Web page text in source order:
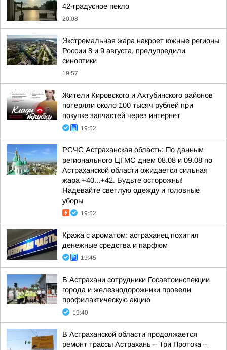
42-градусное пекло
20:08
Экстремальная жара накроет южные регионы
России 8 и 9 августа, предупредили
синоптики
19:57
Жители Кировского и Ахтубинского районов
потеряли около 100 тысяч рублей при
покупке запчастей через интернет
19:52
РСЧС Астраханская область: По данным
регионального ЦГМС днем 08.08 и 09.08 по
Астраханской области ожидается сильная
жара +40...+42. Будьте осторожны!
Надевайте светлую одежду и головные
уборы
19:52
Кража с ароматом: астраханец похитил
денежные средства и парфюм
19:45
В Астрахани сотрудники Госавтоинспекции
города и железнодорожники провели
профилактическую акцию
19:40
В Астраханской области продолжается
ремонт трассы Астрахань – Три Протока –